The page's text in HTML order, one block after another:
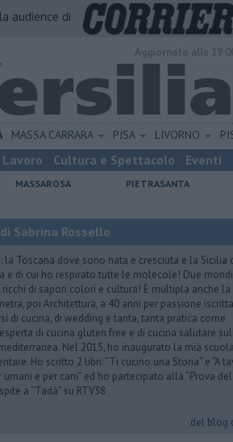
audience di
MASSA CARRARA PISA LIVORNO
Lavoro Cultura e Spettacolo Eventi
MASSAROSA PIETRASANTA
di Sabrina Rossello
la Toscana dove sono nata e cresciuta e la Sicilia
e di cui ho respirato tutte le molecole! Due mondi
di sapori colori e cultura! È multipla anche la
poi Architettura, a 40 anni per passione
di cucina, di wedding e tanta, tanta pratica come
di cucina gluten free e di cucina salutare
Nel 2015, ho inaugurato la mia
Ho scritto 2 libri: “Ti cucino una Storia” e “A
e per cani” ed ho partecipato alla “Prova del
a “Tadà” su RTV38
del blog